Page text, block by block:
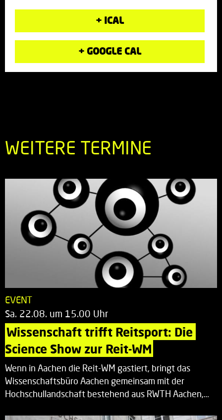
+ ICAL
+ GOOGLE CAL
WEITERE TERMINE
EVENT
Sa. 22.08. um 15.00 Uhr
Wissenschaft trifft Reitsport: Die
Science Show zur Reit-WM
Wenn in Aachen die Reit-WM gastiert, bringt das
Wissenschaftsbüro Aachen gemeinsam mit der
Hochschullandschaft bestehend aus RWTH Aachen,…